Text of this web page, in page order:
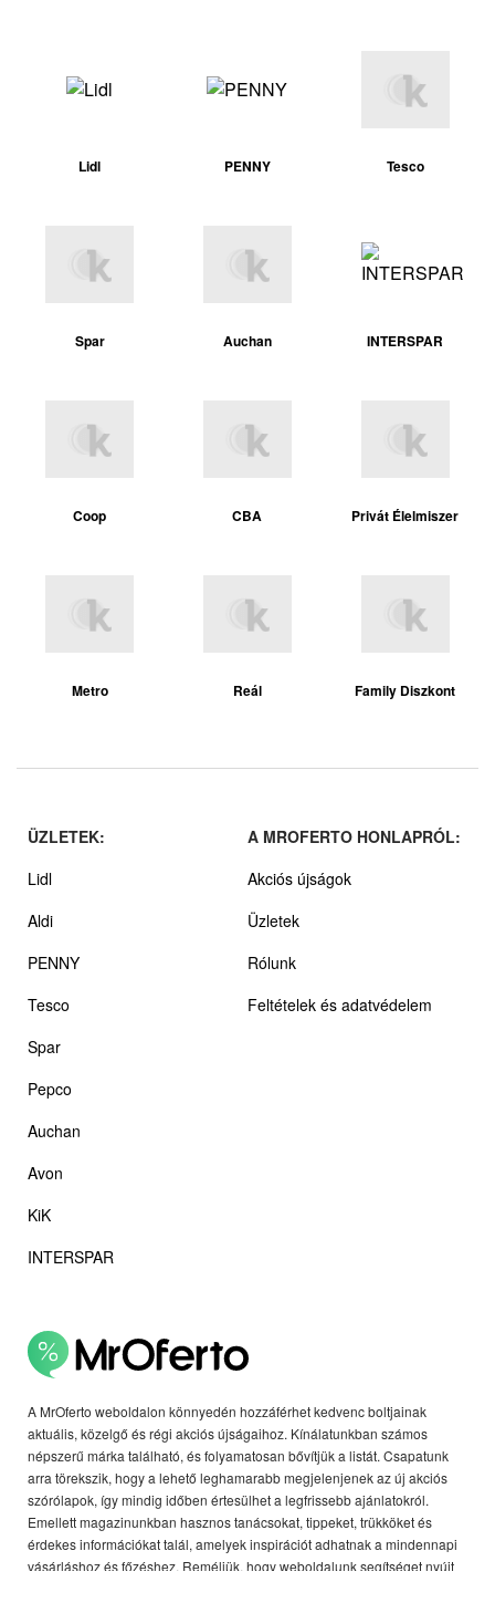
Lidl PENNY Tesco
Spar Auchan INTERSPAR
Coop CBA Privát Élelmiszer
Metro Reál Family Diszkont
A MrOferto weboldalon könnyedén hozzáférhet kedvenc boltjainak
aktuális, közelgő és régi akciós újságaihoz. Kínálatunkban számos
népszerű márka található, és folyamatosan bővítjük a listát. Csapatunk
arra törekszik, hogy a lehető leghamarabb megjelenjenek az új akciós
szórólapok, így mindig időben értesülhet a legfrissebb ajánlatokról.
Emellett magazinunkban hasznos tanácsokat, tippeket, trükköket és
érdekes információkat talál, amelyek inspirációt adhatnak a mindennapi
vásárláshoz és főzéshez. Reméljük, hogy weboldalunk segítséget nyújt
ÜZLETEK:
Lidl
Aldi
PENNY
Tesco
Spar
Pepco
Auchan
Avon
KiK
INTERSPAR
A MROFERTO HONLAPRÓL:
Akciós újságok
Üzletek
Rólunk
Feltételek és adatvédelem